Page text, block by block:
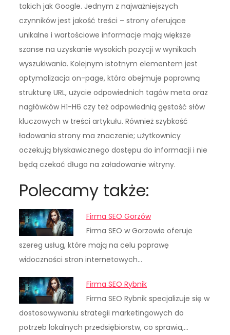
takich jak Google. Jednym z najważniejszych
czynników jest jakość treści – strony oferujące
unikalne i wartościowe informacje mają większe
szanse na uzyskanie wysokich pozycji w wynikach
wyszukiwania. Kolejnym istotnym elementem jest
optymalizacja on-page, która obejmuje poprawną
strukturę URL, użycie odpowiednich tagów meta oraz
nagłówków H1-H6 czy też odpowiednią gęstość słów
kluczowych w treści artykułu. Również szybkość
ładowania strony ma znaczenie; użytkownicy
oczekują błyskawicznego dostępu do informacji i nie
będą czekać długo na załadowanie witryny.
Polecamy także:
Firma SEO Gorzów
Firma SEO w Gorzowie oferuje
szereg usług, które mają na celu poprawę
widoczności stron internetowych…
Firma SEO Rybnik
Firma SEO Rybnik specjalizuje się w
dostosowywaniu strategii marketingowych do
potrzeb lokalnych przedsiębiorstw, co sprawia,…